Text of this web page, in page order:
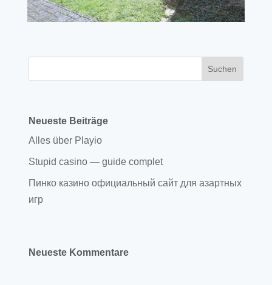
Neueste Beiträge
Alles über Playio
Stupid casino — guide complet
Пинко казино официальный сайт для азартных
игр
Neueste Kommentare